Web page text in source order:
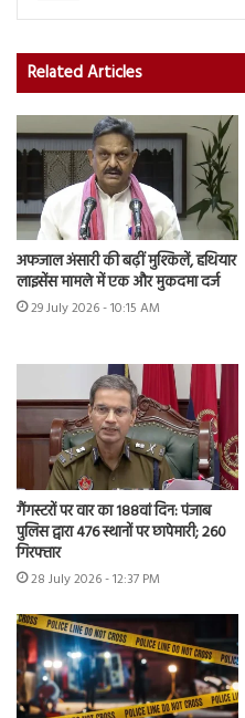
Related Articles
अफजाल अंसारी की बढ़ीं मुश्किलें, हथियार
लाइसेंस मामले में एक और मुकदमा दर्ज
29 July 2026 - 10:15 AM
गैंगस्टरों पर वार का 188वां दिन: पंजाब
पुलिस द्वारा 476 स्थानों पर छापेमारी; 260
गिरफ्तार
28 July 2026 - 12:37 PM